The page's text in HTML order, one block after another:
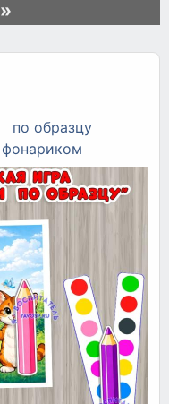
по образцу
фонариком